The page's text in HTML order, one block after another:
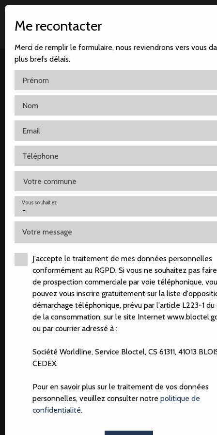
Accueil Notre agence Nos ventes Nos
Me recontacter
Merci de remplir le formulaire, nous reviendrons vers vous
plus brefs délais.
Prénom
Nom
Email
Téléphone
Votre commune
-
Vous souhaitez
Votre message
J'accepte le traitement de mes données personnelles
conformément au RGPD. Si vous ne souhaitez pas
de prospection commerciale par voie téléphonique,
pouvez vous inscrire gratuitement sur la liste
démarchage téléphonique, prévu par l'article L223-1 du
de la consommation, sur le site Internet
ou par courrier adressé à :
Société Worldline, Service Bloctel, CS 61311, 41013
CEDEX.
Pour en savoir plus sur le traitement de vos données
personnelles, veuillez consulter notre politique de
confidentialité.